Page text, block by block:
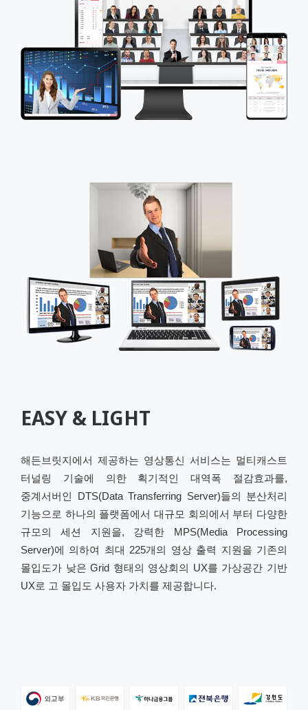
EASY & LIGHT
해든브릿지에서 제공하는 영상통신 서비스는 멀티캐스트
터널링 기술에 의한 획기적인 대역폭 절감효과를,
중계서버인 DTS(Data Transferring Server)들의 분산처리
기능으로 하나의 플랫폼에서 대규모 회의에서 부터 다양한
규모의 세션 지원을, 강력한 MPS(Media Processing
Server)에 의하여 최대 225개의 영상 출력 지원을 기존의
몰입도가 낮은 Grid 형태의 영상회의 UX를 가상공간 기반
UX로 고 몰입도 사용자 가치를 제공합니다.